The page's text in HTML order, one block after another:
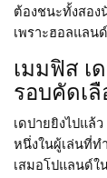
ต้องชนะทั้งสอง
เพราะฮอลแล
เมมฟิส เ
รอบคัดเลื
เดปายยิงไปแล้
หนึ่งในผู้เล่นที่ท
เสมอโปแลนด์ใ